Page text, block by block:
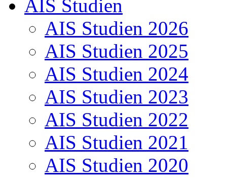
AIS Studien
AIS Studien 2026
AIS Studien 2025
AIS Studien 2024
AIS Studien 2023
AIS Studien 2022
AIS Studien 2021
AIS Studien 2020